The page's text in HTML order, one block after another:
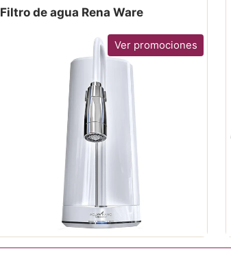
Filtro de agua Rena Ware
Ver promociones